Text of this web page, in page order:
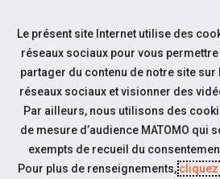
Aller au contenu
ATELIER
SUR LA
Le présent site Internet utilise des
réseaux sociaux pour vous permettre
partager du contenu de notre site sur
réseaux sociaux et visionner des
Par ailleurs, nous utilisons des
de mesure d’audience MATOMO qui
exempts de recueil du
Pour plus de renseignements,